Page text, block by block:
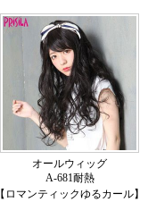
オールウィッグ
A-681耐熱
【ロマンティックゆるカール】